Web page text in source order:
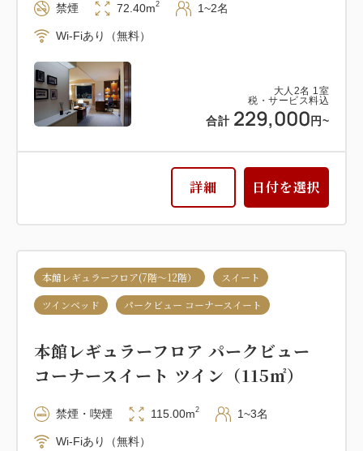
大人 2名 1室
税・サービス料込
合計 229,000 円~
禁煙 72.40m2 1~2名
Wi-Fiあり（無料）
詳細 日付を選択
本館レギュラーフロア(7階～12階）
スイート
ツインベッド
パークビュー コーナースイート
本館レギュラーフロア パークビュー
コーナースイート ツイン（115㎡）
禁煙・喫煙 115.00m2 1~3名
Wi-Fiあり（無料）